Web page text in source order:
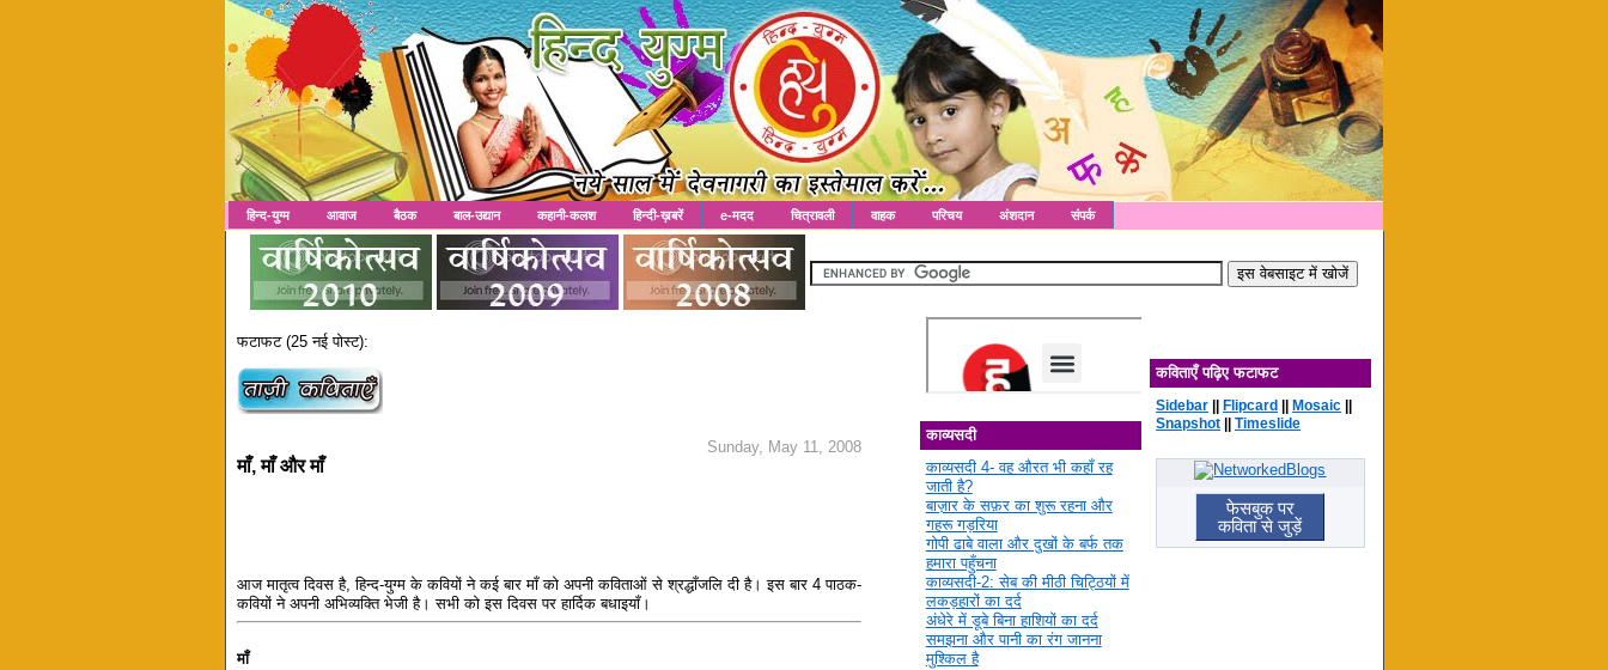
हिन्द-युग्म आवाज बैठक बाल-उद्यान कहानी-कलश हिन्दी-ख़बरें e-मदद चित्रावली वाहक परिचय अंशदान संपर्क
फटाफट (25 नई पोस्ट):
Sunday, May 11, 2008
माँ, माँ और माँ
आज मातृत्व दिवस है, हिन्द-युग्म के कवियों ने कई बार माँ को अपनी कविताओं से श्रद्धाँजलि दी है। इस बार 4 पाठक-
कवियों ने अपनी अभिव्यक्ति भेजी है। सभी को इस दिवस पर हार्दिक बधाइयाँ।
माँ
काव्यसदी
काव्यसदी 4- वह औरत भी कहाँ रह
जाती है?
बाज़ार के सफ़र का शुरू रहना और
गहरू गड़रिया
गोपी ढाबे वाला और दुखों के बर्फ तक
हमारा पहुँचना
काव्यसदी-2: सेब की मीठी चिट्ठियों में
लकड़हारों का दर्द
अंधेरे में डूबे बिना हाशियों का दर्द
समझना और पानी का रंग जानना
मुश्किल है
कविताएँ पढ़िए फटाफट
Sidebar ||Flipcard ||Mosaic ||
Snapshot ||Timeslide
फेसबुक पर
कविता से जुड़ें